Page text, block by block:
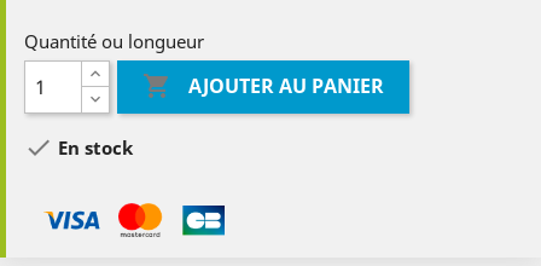
Quantité ou longueur
 AJOUTER AU PANIER
 En stock